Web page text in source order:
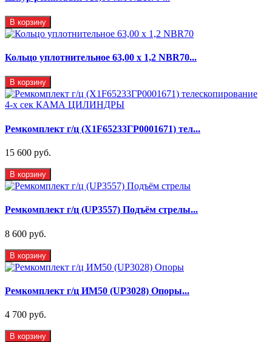
В корзину
Кольцо уплотнительное 63,00 х 1,2 NBR70...
В корзину
Ремкомплект г/ц (X1F65233ГР0001671) тел...
15 600 руб.
В корзину
Ремкомплект г/ц (UP3557) Подъём стрелы...
8 600 руб.
В корзину
Ремкомплект г/ц ИМ50 (UP3028) Опоры...
4 700 руб.
В корзину